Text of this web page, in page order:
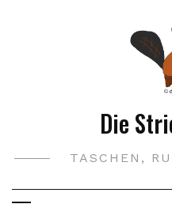
Die
TASCHEN,